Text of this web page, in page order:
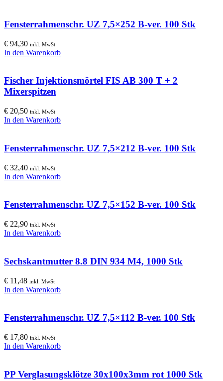
Fensterrahmenschr. UZ 7,5×252 B-ver. 100 Stk
€ 94,30 inkl. MwSt
In den Warenkorb
Fischer Injektionsmörtel FIS AB 300 T + 2
Mixerspitzen
€ 20,50 inkl. MwSt
In den Warenkorb
Fensterrahmenschr. UZ 7,5×212 B-ver. 100 Stk
€ 32,40 inkl. MwSt
In den Warenkorb
Fensterrahmenschr. UZ 7,5×152 B-ver. 100 Stk
€ 22,90 inkl. MwSt
In den Warenkorb
Sechskantmutter 8.8 DIN 934 M4, 1000 Stk
€ 11,48 inkl. MwSt
In den Warenkorb
Fensterrahmenschr. UZ 7,5×112 B-ver. 100 Stk
€ 17,80 inkl. MwSt
In den Warenkorb
PP Verglasungsklötze 30x100x3mm rot 1000 Stk